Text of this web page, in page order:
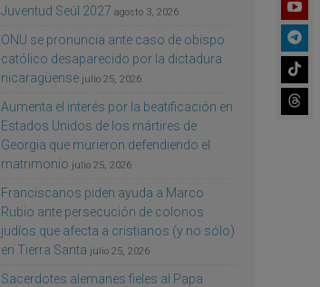
Juventud Seúl 2027 agosto 3, 2026
ONU se pronuncia ante caso de obispo
católico desaparecido por la dictadura
nicaragüense julio 25, 2026
Aumenta el interés por la beatificación en
Estados Unidos de los mártires de
Georgia que murieron defendiendo el
matrimonio julio 25, 2026
Franciscanos piden ayuda a Marco
Rubio ante persecución de colonos
judíos que afecta a cristianos (y no sólo)
en Tierra Santa julio 25, 2026
Sacerdotes alemanes fieles al Papa